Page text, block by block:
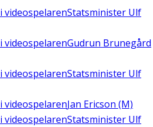
i videospelarenStatsminister Ulf
i videospelarenGudrun Brunegård
i videospelarenStatsminister Ulf
i videospelarenJan Ericson (M)
i videospelarenStatsminister Ulf